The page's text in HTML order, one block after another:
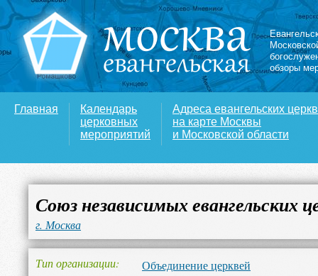
обзоры
Главная
Календарь
церковных
мероприятий
Адреса евангельских
на карте Москвы
и Московской области
Союз независимых евангельских
г. Москва
Тип организации
Объединение церквей